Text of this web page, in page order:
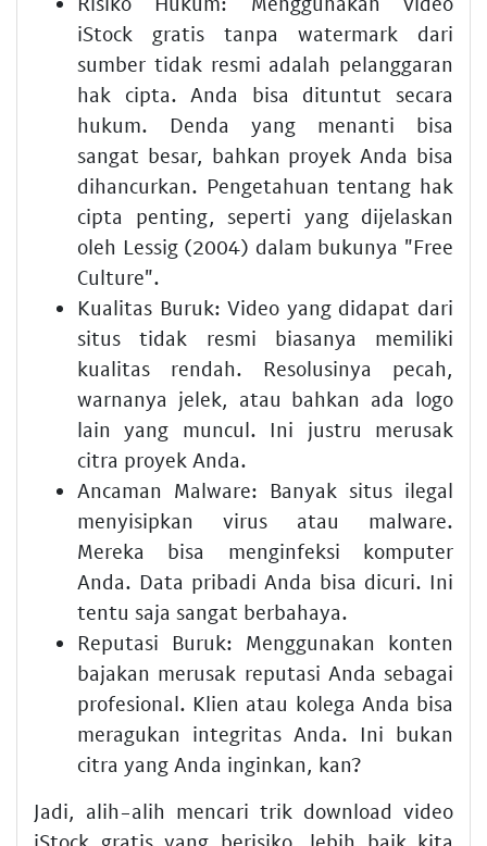
iStock gratis tanpa watermark dari
sumber tidak resmi adalah pelanggaran
hak cipta. Anda bisa dituntut secara
hukum. Denda yang menanti bisa
sangat besar, bahkan proyek Anda bisa
dihancurkan. Pengetahuan tentang hak
cipta penting, seperti yang dijelaskan
oleh Lessig (2004) dalam bukunya "Free
Culture".
Kualitas Buruk: Video yang didapat dari
situs tidak resmi biasanya memiliki
kualitas rendah. Resolusinya pecah,
warnanya jelek, atau bahkan ada logo
lain yang muncul. Ini justru merusak
citra proyek Anda.
Ancaman Malware: Banyak situs ilegal
menyisipkan virus atau malware.
Mereka bisa menginfeksi komputer
Anda. Data pribadi Anda bisa dicuri. Ini
tentu saja sangat berbahaya.
Reputasi Buruk: Menggunakan konten
bajakan merusak reputasi Anda sebagai
profesional. Klien atau kolega Anda bisa
meragukan integritas Anda. Ini bukan
citra yang Anda inginkan, kan?
Jadi, alih-alih mencari trik download video
iStock gratis yang berisiko, lebih baik kita